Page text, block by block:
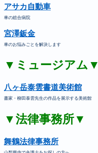
アサカ自動車
車の総合病院
宮澤鈑金
車のお悩みごとを解決します
▼ミュージアム▼
八ヶ岳泰雲書道美術館
書家・柳田泰雲先生の作品を展示する美術館
▼法律事務所▼
舞鶴法律事務所